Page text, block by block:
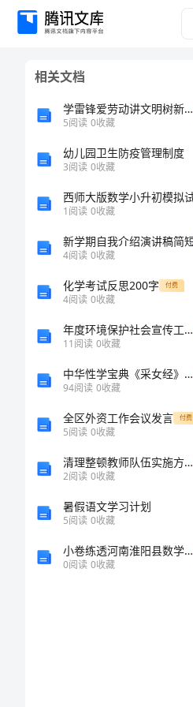
2024
2024
相关文档
学雷锋爱劳动讲文明树新风主题班会
5阅读 0收藏
幼儿园卫生防疫管理制度
3阅读 0收藏
1阅读 0收藏
新学期自我介绍演讲稿简
4阅读 0收藏
化学考试反思200字 付费
4阅读 0收藏
年度环境保护社会宣传工作总结
11阅读 0收藏
中华性学宝典《采女经》白话文
94阅读 0收藏
全区外资工作会议发言 付费
5阅读 0收藏
清理整顿教师队伍实施方案与烈士纪念日主题班会方案汇编
2阅读 0收藏
暑假语文学习计划
5阅读 0收藏
小卷练透河南淮阳县数学七年级上册第三章一元一次方程方程专题测评试题（解析版）
0阅读 0收藏